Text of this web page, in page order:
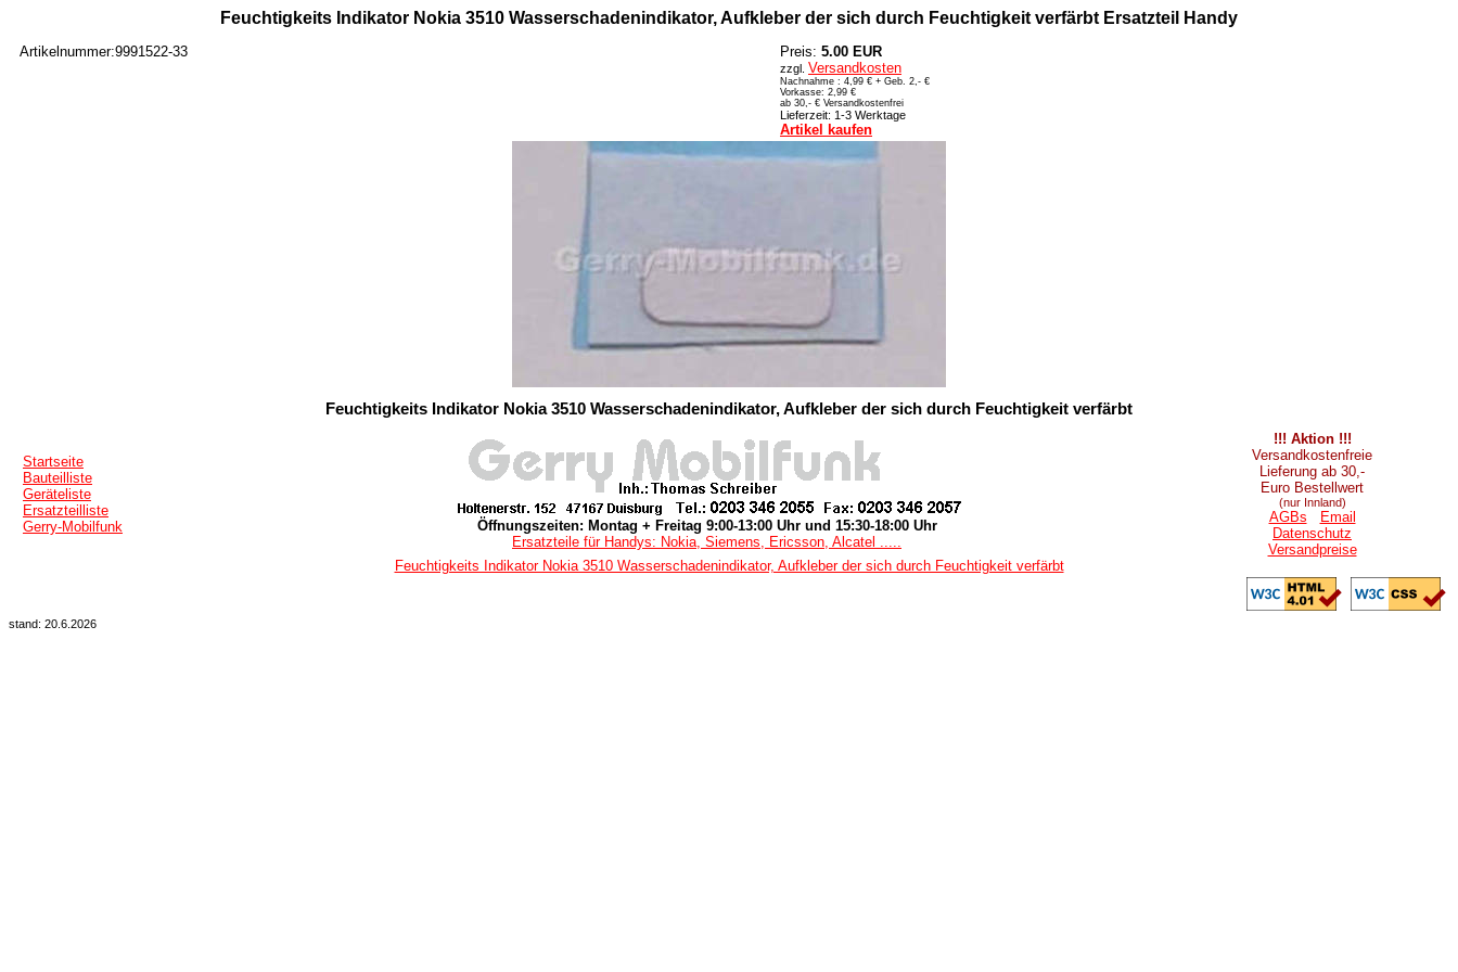
Feuchtigkeits Indikator Nokia 3510 Wasserschadenindikator, Aufkleber der sich durch Feuchtigkeit verfärbt Ersatzteil Handy
Artikelnummer:9991522-33 Preis: 5.00 EUR
zzgl. Versandkosten
Nachnahme : 4,99 € + Geb. 2,- €
Vorkasse: 2,99 €
ab 30,- € Versandkostenfrei
Lieferzeit: 1-3 Werktage
Artikel kaufen
Feuchtigkeits Indikator Nokia 3510 Wasserschadenindikator, Aufkleber der sich durch Feuchtigkeit verfärbt
Startseite
Bauteilliste
Geräteliste
Ersatzteilliste
Gerry-Mobilfunk
Öffnungszeiten: Montag + Freitag 9:00-13:00 Uhr und 15:30-18:00 Uhr
Ersatzteile für Handys: Nokia, Siemens, Ericsson, Alcatel .....
!!! Aktion !!!
Versandkostenfreie
Lieferung ab 30,-
Euro Bestellwert
(nur Innland)
AGBs
Email
Datenschutz
Versandpreise
Feuchtigkeits Indikator Nokia 3510 Wasserschadenindikator, Aufkleber der sich durch Feuchtigkeit verfärbt
stand: 20.6.2026